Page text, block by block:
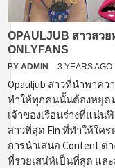
OPAULJUB สาวสว
ONLYFANS
BY ADMIN 3 YEARS AGO
Opauljub สาวที่นำพาค
ทำให้ทุกคนนั้นต้องหยุด
เจ้าของเรือนร่างที่แน่
สาวที่สุด Fin ที่ทำให้ใค
การนำเสนอ Content ต่
ที่รวยเสน่ห์เป็นที่สุด แล